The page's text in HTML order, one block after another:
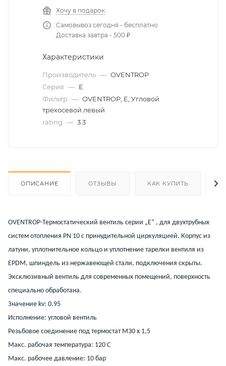
Хочу в подарок
Самовывоз сегодня - бесплатно
Доставка завтра - 500 ₽
Характеристики
Производитель — OVENTROP
Серия — E
Фильтр — OVENTROP, E, Угловой
трехосевой левый
rating — 3.3
ОПИСАНИЕ ОТЗЫВЫ КАК КУПИТЬ
OVENTROP-Термостатический вентиль серии „E“ , для двухтрубных
систем отопления PN 10 с принудительной циркуляцией. Корпус из
латуни, уплотнительное кольцо и уплотнение тарелки вентиля из
EPDM, шпиндель из нержавеющей стали, подключения скрыты.
Эксклюзивный вентиль для современных помещений, поверхность
специально обработана.
Значение kv: 0.95
Исполнение: угловой вентиль
Резьбовое соединение под термостат M30 x 1,5
Макс. рабочая температура: 120 C
Макс. рабочее давление: 10 бар